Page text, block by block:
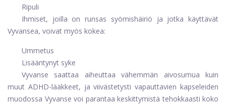
Ripuli
Ihmiset, joilla on runsas syömishäiriö ja jotka käyttävät
Vyvansea, voivat myös kokea:
Ummetus
Lisääntynyt syke
Vyvanse saattaa aiheuttaa vähemmän aivosumua kuin
muut ADHD-lääkkeet, ja viivästetysti vapauttavien kapseleiden
muodossa Vyvanse voi parantaa keskittymistä tehokkaasti koko